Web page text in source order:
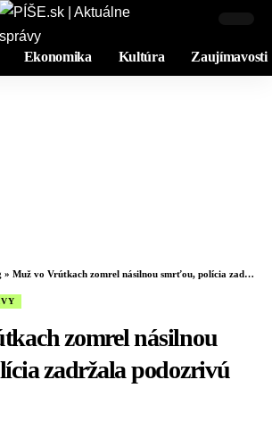
Ekonomika Kultúra Zaujímavosti
» Muž vo Vrútkach zomrel násilnou smrťou, polícia zadržala podozrivú ženu
zomrel násilnou
zadržala podozrivú